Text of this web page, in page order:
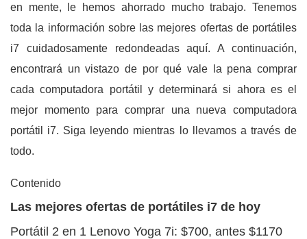
en mente, le hemos ahorrado mucho trabajo. Tenemos
toda la información sobre las mejores ofertas de portátiles
i7 cuidadosamente redondeadas aquí. A continuación,
encontrará un vistazo de por qué vale la pena comprar
cada computadora portátil y determinará si ahora es el
mejor momento para comprar una nueva computadora
portátil i7. Siga leyendo mientras lo llevamos a través de
todo.
Contenido
Las mejores ofertas de portátiles i7 de hoy
Portátil 2 en 1 Lenovo Yoga 7i: $700, antes $1170